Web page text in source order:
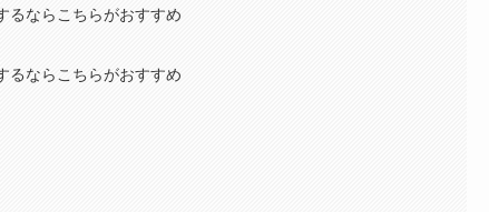
るならこちらがおすすめ
るならこちらがおすすめ